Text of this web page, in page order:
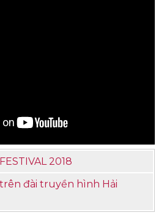
2018
trên đài truyền hình Hải